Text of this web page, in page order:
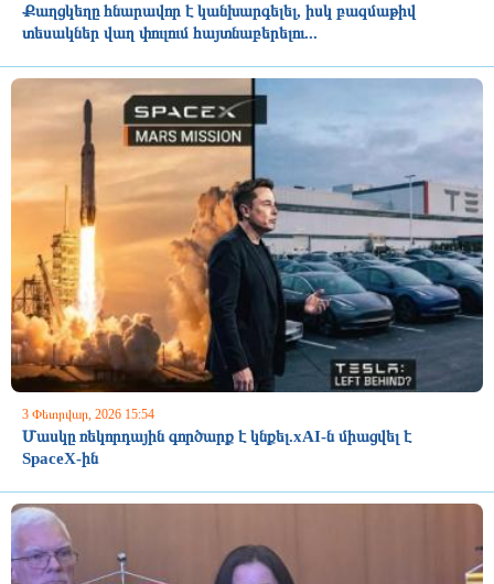
Քաղցկեղը հնարավոր է կանխարգելել, իսկ բազմաթիվ
տեսակներ վաղ փուլում հայտնաբերելու...
3 Փետրվար, 2026 15:54
Մասկը ռեկորդային գործարք է կնքել.xAI-ն միացվել է
SpaceX-ին